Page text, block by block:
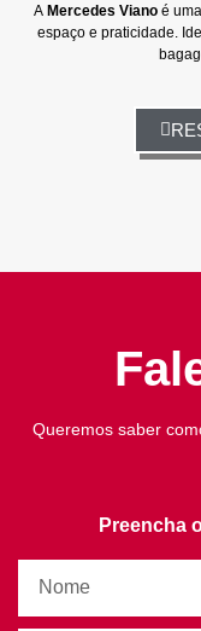
A Mercedes Vianoé
espaço e praticidade.
Queremos saber
Preencha